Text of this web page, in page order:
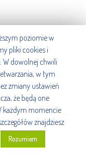
poziomie w
pliki cookies i
W dowolnej chwili
w tym
zmiany ustawień
że będą one
każdym momencie
znajdziesz
Rozumiem